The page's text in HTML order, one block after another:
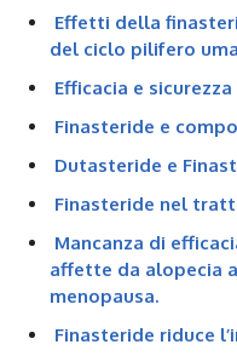
Effetti della
del ciclo pilifero
Efficacia e
Finasteride e
Dutasteride e
Finasteride nel
Mancanza di
affette da alopecia
menopausa.
Finasteride riduce